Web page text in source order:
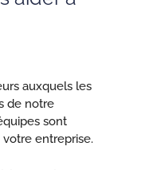
auxquels les
de notre
sont
entreprise.